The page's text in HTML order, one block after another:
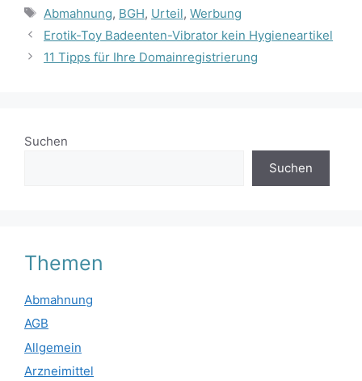
Schlagwörter
Abmahnung, BGH, Urteil, Werbung
Erotik-Toy Badeenten-Vibrator kein Hygieneartikel
11 Tipps für Ihre Domainregistrierung
Suchen
Suchen
Themen
Abmahnung
AGB
Allgemein
Arzneimittel